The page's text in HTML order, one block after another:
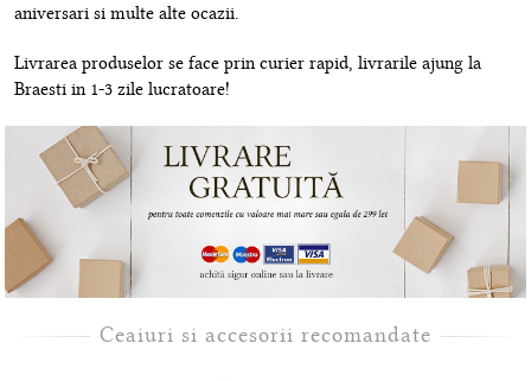
aniversari si multe alte ocazii.
Livrarea produselor se face prin curier rapid, livrarile ajung la
Braesti in 1-3 zile lucratoare!
Ceaiuri si accesorii recomandate